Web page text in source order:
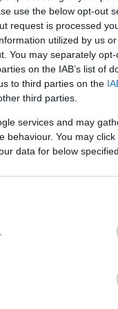
use the below opt-out
request is processed
utilized by us
You may separately
on the IAB’s list of
to third parties on the
third parties.
services and may
behaviour. You may
data for below
επιθέσεις.
shows ballistic
a U.S.-made
a Gulf country
2026
και έχουν